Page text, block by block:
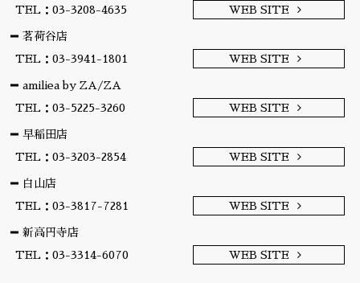
TEL：03-3208-4635
WEB SITE
茗荷谷店
TEL：03-3941-1801
WEB SITE
amiliea by ZA/ZA
TEL：03-5225-3260
WEB SITE
早稲田店
TEL：03-3203-2854
WEB SITE
白山店
TEL：03-3817-7281
WEB SITE
新高円寺店
TEL：03-3314-6070
WEB SITE